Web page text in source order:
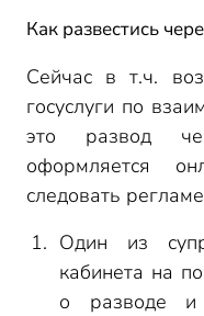
Как развестись
Сейчас в т.ч.
госуслуги по
это развод
оформляется
следовать
Один из
кабинета на
о разводе и